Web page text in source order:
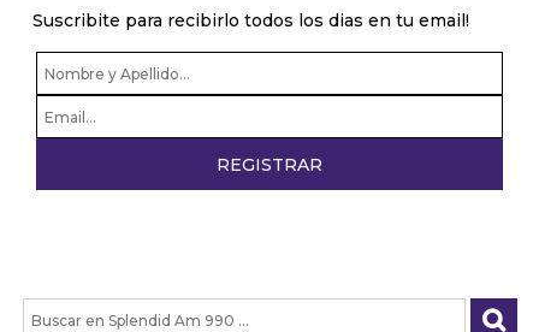
Suscribite para recibirlo todos los dias en tu email!